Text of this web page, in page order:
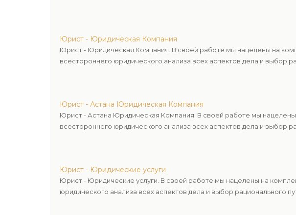
Юрист - Юридическая Компания
Юрист - Юридическая Компания. В своей работе мы нацелены на
всестороннего юридического анализа всех аспектов дела и выбор
Юрист - Астана Юридическая Компания
Юрист - Астана Юридическая Компания. В своей работе мы
всестороннего юридического анализа всех аспектов дела и выбор
Юрист - Юридические услуги
Юрист - Юридические услуги. В своей работе мы нацелены на
юридического анализа всех аспектов дела и выбор рационального